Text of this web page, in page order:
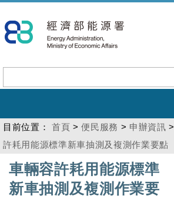
到
主
內
容
目前位置： 首頁 >便民服務 > 申辦資訊 >
許耗用能源標準新車抽測及複測作業要點
:::
車輛容許耗用能源標準
新車抽測及複測作業要